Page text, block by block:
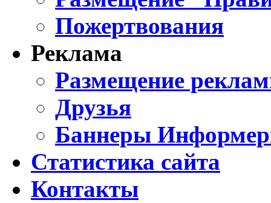
Пожертвования
Реклама
Размещение
Друзья
Баннеры
Статистика сайта
Контакты